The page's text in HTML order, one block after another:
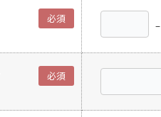
必須
必須